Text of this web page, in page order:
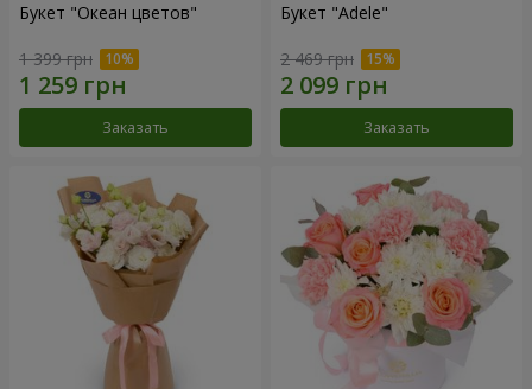
Букет "Океан цветов"
1 399 грн
Заказать
Букет "Adele"
2 469 грн
Заказать